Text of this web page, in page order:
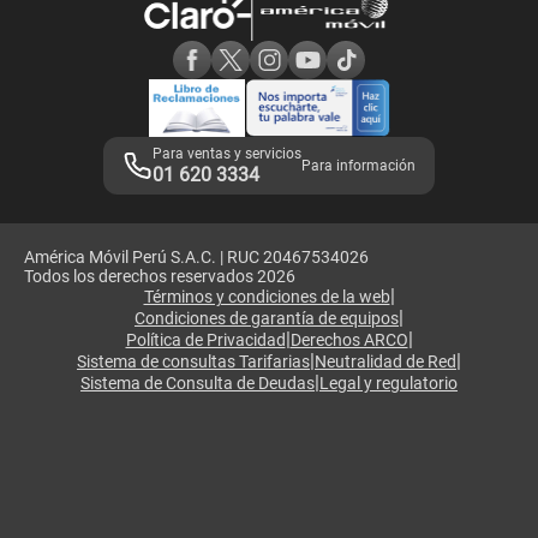
Adquirientes iPhone 6, 6S y SE
Mensaje de Seguridad
Términos y Condiciones de Tienda Claro
Libro de Reclamaciones
Legales de marketplace
Para ventas y servicios
01 620 3334 Para información
América Móvil Perú S.A.C. | RUC 20467534026
Todos los derechos reservados 2026
Términos y condiciones de la web|
Condiciones de garantía de equipos|
Política de Privacidad|Derechos ARCO|
Sistema de consultas Tarifarias|Neutralidad de Red|
Sistema de Consulta de Deudas|Legal y regulatorio